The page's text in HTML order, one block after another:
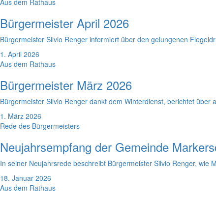
Aus dem Rathaus
Bürgermeister April 2026
Bürgermeister Silvio Renger informiert über den gelungenen
1. April 2026
Aus dem Rathaus
Bürgermeister März 2026
Bürgermeister Silvio Renger dankt dem Winterdienst, berichtet
1. März 2026
Rede des Bürgermeisters
Neujahrsempfang der Gemeinde
In seiner Neujahrsrede beschreibt Bürgermeister Silvio Renger,
18. Januar 2026
Aus dem Rathaus